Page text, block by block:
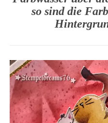
so sind die